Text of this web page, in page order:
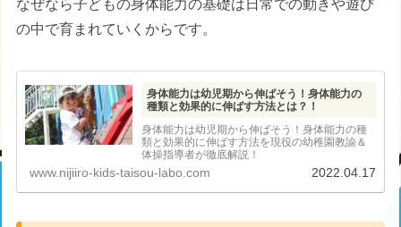
なぜなら子どもの身体能力の基礎は日常での動きや遊び
の中で育まれていくからです。
身体能力は幼児期から伸ばそう！身体能力の
種類と効果的に伸ばす方法とは？！
身体能力は幼児期から伸ばそう！身体能力の種
類と効果的に伸ばす方法を現役の幼稚園教諭＆
体操指導者が徹底解説！
www.nijiiro-kids-taisou-labo.com 2022.04.17